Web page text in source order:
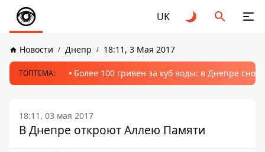
UK
Новости Днепр 18:11, 3 Мая 2017
ТОПТЕМА: Более 100 гривен за куб воды: в Днепре
18:11, 03 мая 2017
В Днепре откроют Аллею Памяти